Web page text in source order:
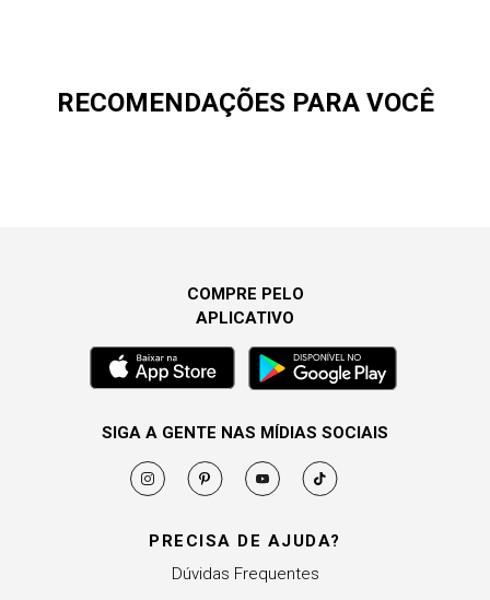
RECOMENDAÇÕES PARA VOCÊ
PRECISA DE AJUDA?
Dúvidas Frequentes
COMPRE PELO
APLICATIVO
SIGA A GENTE NAS MÍDIAS SOCIAIS